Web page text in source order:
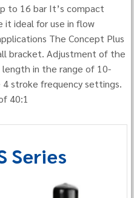
to 16 bar It’s compact
it ideal for use in flow
The Concept Plus
bracket. Adjustment of the
in the range of 10-
stroke frequency settings.
40:1
Series